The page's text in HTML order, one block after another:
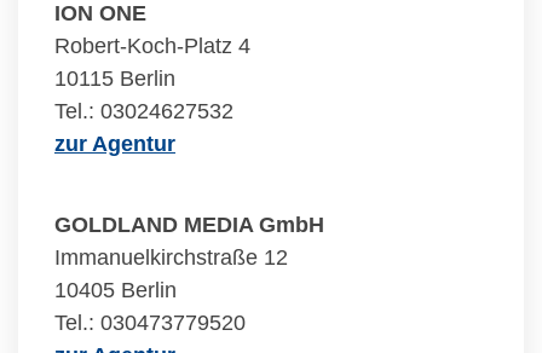
ION ONE
Robert-Koch-Platz 4
10115 Berlin
Tel.: 03024627532
zur Agentur
GOLDLAND MEDIA GmbH
Immanuelkirchstraße 12
10405 Berlin
Tel.: 030473779520